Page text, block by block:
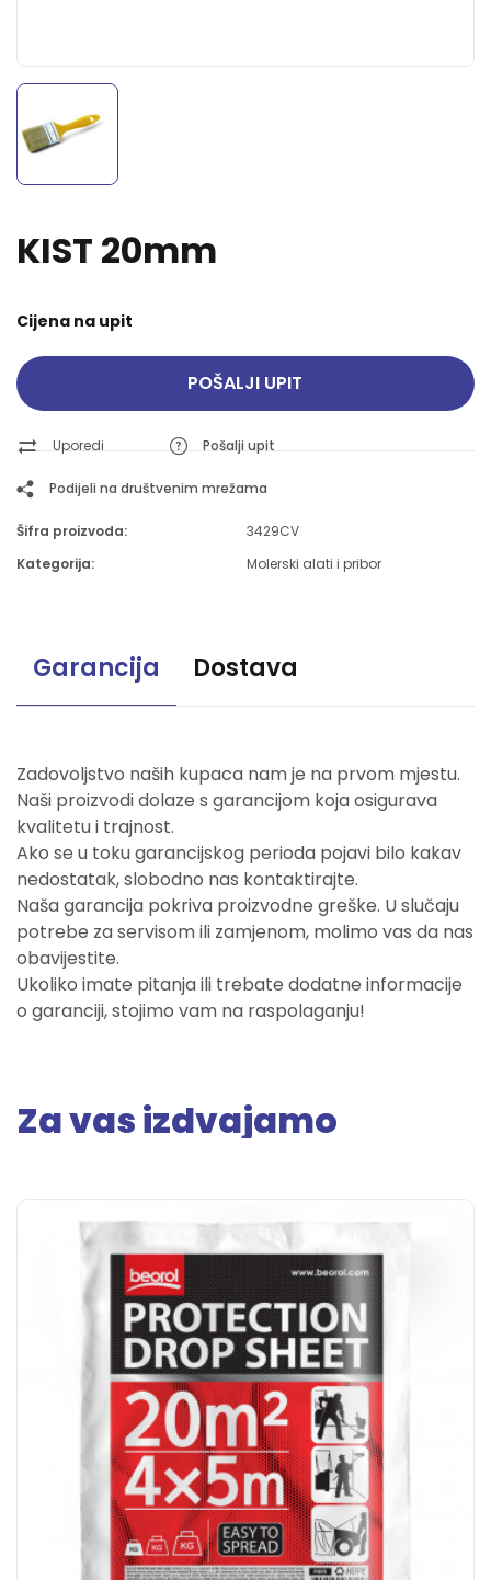
KIST 20mm
Cijena na upit
POŠALJI UPIT
Uporedi Pošalji upit
Podijeli na društvenim mrežama
Šifra proizvoda:
3429CV
Kategorija:
Molerski alati i pribor
Garancija Dostava
Zadovoljstvo naših kupaca nam je na prvom mjestu.
Naši proizvodi dolaze s garancijom koja osigurava
kvalitetu i trajnost.
Ako se u toku garancijskog perioda pojavi bilo kakav
nedostatak, slobodno nas kontaktirajte.
Naša garancija pokriva proizvodne greške. U slučaju
potrebe za servisom ili zamjenom, molimo vas da nas
obavijestite.
Ukoliko imate pitanja ili trebate dodatne informacije
o garanciji, stojimo vam na raspolaganju!
Za vas izdvajamo